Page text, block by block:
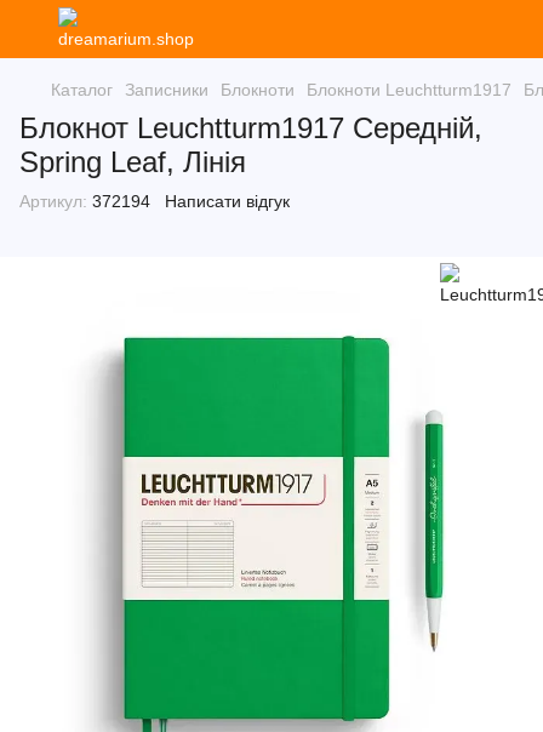
Каталог Записники Блокноти Блокноти Leuchtturm1917
Блокнот Leuchtturm1917 Середній,
Spring Leaf, Лінія
Артикул: 372194 Написати відгук